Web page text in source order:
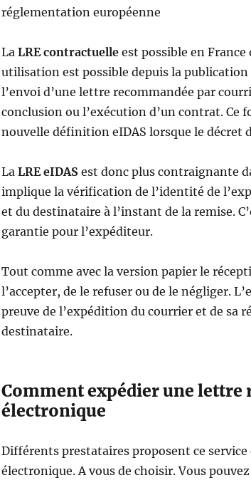
réglementation européenne
La LRE contractuelleest possible en France
utilisation est possible depuis la publication
l’envoi d’une lettre recommandée par
conclusion ou l’exécution d’un contrat. Ce
nouvelle définition eIDAS lorsque le décret
La LRE eIDASest donc plus contraignante
implique la vérification de l’identité de
et du destinataire à l’instant de la remise.
garantie pour l’expéditeur.
Tout comme avec la version papier le
l’accepter, de le refuser ou de le négliger.
preuve de l’expédition du courrier et de sa
destinataire.
Comment expédier une lettre
électronique
Différents prestataires proposent ce
électronique. A vous de choisir. Vous